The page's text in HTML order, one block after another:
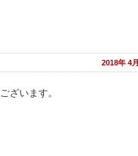
2018年 4
ざいます。